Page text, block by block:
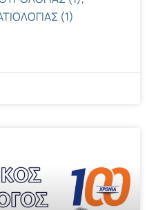
(1)